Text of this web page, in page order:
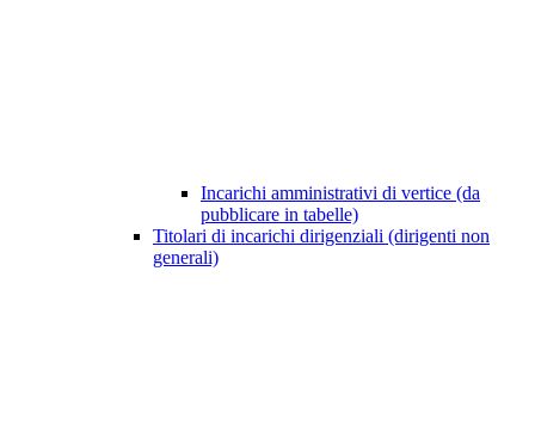
Incarichi amministrativi di vertice (da
pubblicare in tabelle)
Titolari di incarichi dirigenziali (dirigenti non
generali)